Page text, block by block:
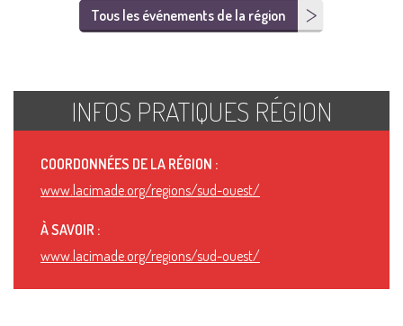
Tous les événements de la région
INFOS PRATIQUES RÉGION
COORDONNÉES DE LA RÉGION :
www.lacimade.org/regions/sud-ouest/
À SAVOIR :
www.lacimade.org/regions/sud-ouest/